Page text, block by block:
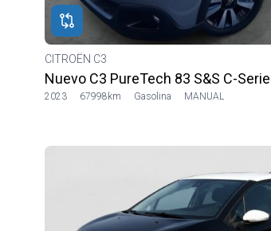
CITROËN C3
Nuevo C3 PureTech 83 S&S C-Series
2023 67998km Gasolina MANUAL